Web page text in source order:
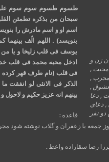
زن و
,
,
,
, دعا
, دعای
نفر
طسوم طسوم سوم سوم علوم
سبحان من بذکره تطمئن
اسم او و اسم مادرش را
بنویسد) . اللهم الّف بینهما
یوسف فی قلب زلیخا و یا
ادخل محبه محمد فی قلب
فی قلب (نام طرف قهر کرده را
الذکر فی الانثی لو انفقت
بینهم انه عزیز حکیم و لاحول و
قاعده :
جمعه با زعفران و گلاب نوشته شود
رضا سقازاده واعظ .